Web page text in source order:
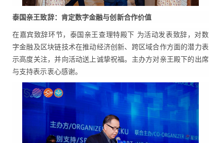
泰国亲王致辞：肯定数字金融与创新合作价值
在嘉宾致辞环节，泰国亲王查理特殿下 为活动发表致辞，对数
字金融及区块链技术在推动经济创新、跨区域合作方面的潜力表
示高度关注，并向活动送上诚挚祝福。主办方对亲王殿下的出席
与支持表示衷心感谢。